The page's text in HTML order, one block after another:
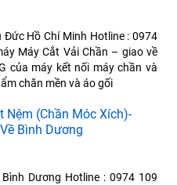
Đức Hồ Chí Minh Hotline : 0974
Máy Cắt Vải Chần – giao về
của máy kết nối máy chần và
chăn mền và áo gối
Nệm (Chần Móc Xích)-
Bình Dương
Dương Hotline : 0974 109